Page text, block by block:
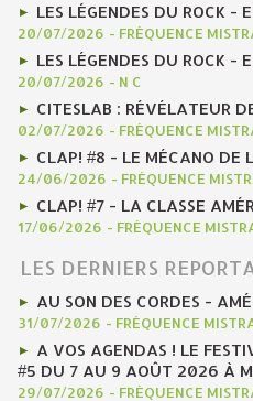
LES LÉGENDES DU ROCK -
20/07/2026 - FRÉQUENCE
LES LÉGENDES DU ROCK -
20/07/2026 - N C
CITESLAB : RÉVÉLATEUR
02/07/2026 - FRÉQUENCE
CLAP! #8 - LE MÉCANO DE
24/06/2026 - FRÉQUENCE
CLAP! #7 - LA CLASSE
17/06/2026 - FRÉQUENCE
LES DERNIERS
AU SON DES CORDES -
31/07/2026 - FRÉQUENCE
A VOS AGENDAS ! LE
#5 DU 7 AU 9 AOÛT 2026 À
29/07/2026 - FRÉQUENCE